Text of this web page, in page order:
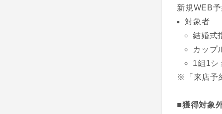
新規WEB
対象者
結婚式
カップ
1組1シ
※「来店予
■獲得対象